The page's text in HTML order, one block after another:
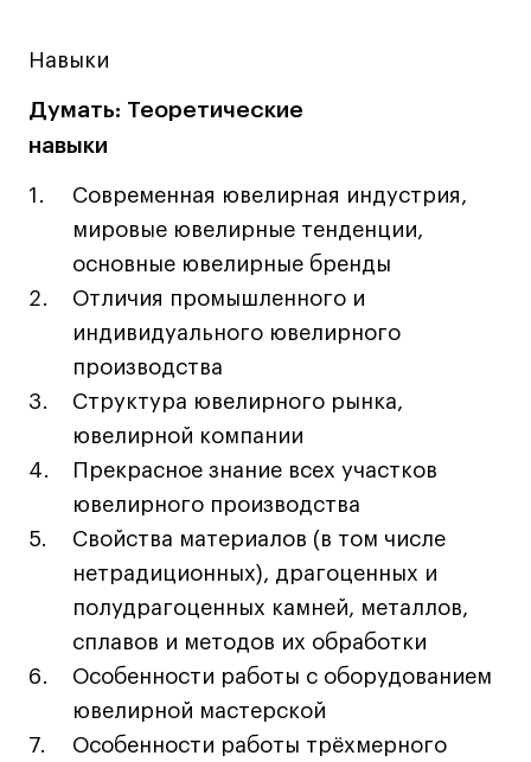
Маркетинг
Контент
Иллюстрация
Навыки предпринимателя и управленца
Маркетинг и генерация лидов
Искусство
Фотография
Очно + онлайн
Все программы
Техникум
Специалист кино- и медиапродакшена
Графический дизайнер
Цифровой маркетолог
Технолог-конструктор одежды
Навыки
Думать: Теоретические
навыки
Современная ювелирная индустрия,
мировые ювелирные тенденции,
основные ювелирные бренды
Отличия промышленного и
индивидуального ювелирного
производства
Структура ювелирного рынка,
ювелирной компании
Прекрасное знание всех участков
ювелирного производства
Свойства материалов (в том числе
нетрадиционных), драгоценных и
полудрагоценных камней, металлов,
сплавов и методов их обработки
Особенности работы с оборудованием
ювелирной мастерской
Особенности работы трёхмерного